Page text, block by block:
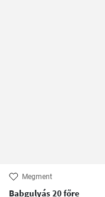
Megment
Babgulyás 20 főre